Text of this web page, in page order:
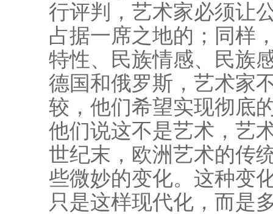
行评判，艺术家必须让
占据一席之地的；同样
特性、民族情感、民族
德国和俄罗斯，艺术家
较，他们希望实现彻底
他们说这不是艺术，艺
世纪末，欧洲艺术的传
些微妙的变化。这种变
只是这样现代化，而是